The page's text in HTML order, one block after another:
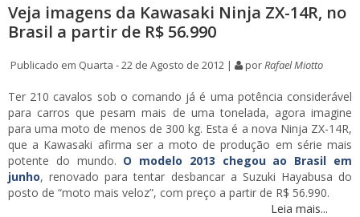
Veja imagens da Kawasaki Ninja ZX-14R, no
Brasil a partir de R$ 56.990
Publicado em Quarta - 22 de Agosto de 2012 | porRafael Miotto
Ter 210 cavalos sob o comando já é uma potência considerável
para carros que pesam mais de uma tonelada, agora imagine
para uma moto de menos de 300 kg. Esta é a nova Ninja ZX-14R,
que a Kawasaki afirma ser a moto de produção em série mais
potente do mundo. O modelo 2013 chegou ao Brasil em
junho, renovado para tentar desbancar a Suzuki Hayabusa do
posto de “moto mais veloz”, com preço a partir de R$ 56.990.
Leia mais...